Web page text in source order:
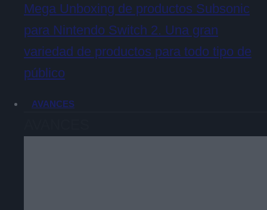
Mega Unboxing de productos Subsonic
para Nintendo Switch 2. Una gran
variedad de productos para todo tipo de
público
AVANCES